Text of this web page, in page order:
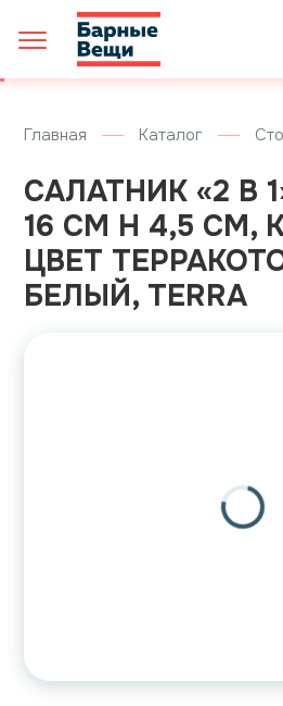
Главная Каталог
САЛАТНИК «2 В
16 СМ H 4,5 СМ,
ЦВЕТ
БЕЛЫЙ, TERRA